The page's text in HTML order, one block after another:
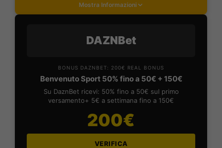
Mostra Informazioni
DAZNBet
BONUS DAZNBET: 200€ REAL BONUS
Benvenuto Sport 50% fino a 50€ + 150€
Su DaznBet ricevi: 50% fino a 50€ sul primo
versamento+ 5€ a settimana fino a 150€
200€
VERIFICA